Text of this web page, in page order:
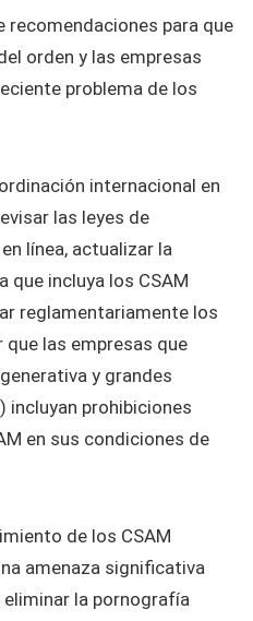
recomendaciones para que
orden y las empresas
problema de los
internacional en
las leyes de
línea, actualizar la
que incluya los CSAM
reglamentariamente los
las empresas que
y grandes
prohibiciones
en sus condiciones de
de los CSAM
amenaza significativa
eliminar la pornografía